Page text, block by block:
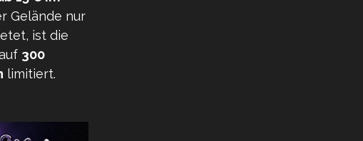
Gelände nur
ist die
300
limitiert.